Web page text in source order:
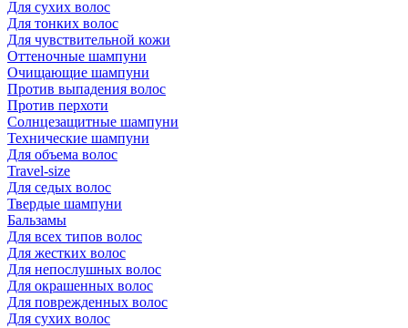
Для сухих волос
Для тонких волос
Для чувствительной кожи
Оттеночные шампуни
Очищающие шампуни
Против выпадения волос
Против перхоти
Солнцезащитные шампуни
Технические шампуни
Для объема волос
Travel-size
Для седых волос
Твердые шампуни
Бальзамы
Для всех типов волос
Для жестких волос
Для непослушных волос
Для окрашенных волос
Для поврежденных волос
Для сухих волос